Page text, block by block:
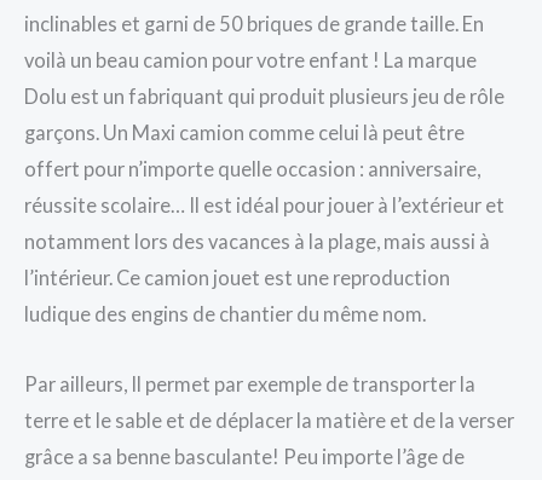
inclinables et garni de 50 briques de grande taille. En
voilà un beau camion pour votre enfant ! La marque
Dolu est un fabriquant qui produit plusieurs jeu de rôle
garçons. Un Maxi camion comme celui là peut être
offert pour n’importe quelle occasion : anniversaire,
réussite scolaire… Il est idéal pour jouer à l’extérieur et
notamment lors des vacances à la plage, mais aussi à
l’intérieur. Ce camion jouet est une reproduction
ludique des engins de chantier du même nom.
Par ailleurs, Il permet par exemple de transporter la
terre et le sable et de déplacer la matière et de la verser
grâce a sa benne basculante! Peu importe l’âge de